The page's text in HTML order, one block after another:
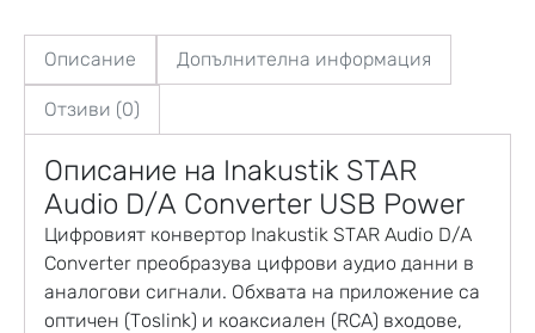
Описание Допълнителна информация
Отзиви (0)
Описание на Inakustik STAR
Audio D/A Converter USB Power
Цифровият конвертор Inakustik STAR Audio D/A
Converter преобразува цифрови аудио данни в
аналогови сигнали. Обхвата на приложение са
оптичен (Toslink) и коаксиален (RCA) входове,